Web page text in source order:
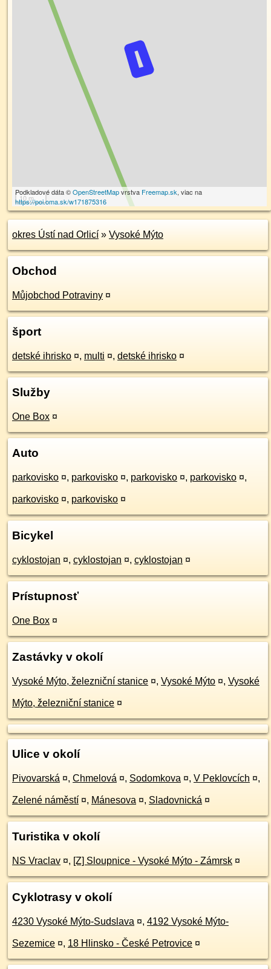
10 m
Podkladové dáta ©OpenStreetMapvrstva Freemap.sk, viac na
https://poi.oma.sk/w171875316
okres Ústí nad Orlicí » Vysoké Mýto
Obchod
Můjobchod Potraviny ¤
šport
detské ihrisko ¤, multi ¤, detské ihrisko ¤
Služby
One Box ¤
Auto
parkovisko ¤, parkovisko ¤, parkovisko ¤, parkovisko ¤,
parkovisko ¤, parkovisko ¤
Bicykel
cyklostojan ¤, cyklostojan ¤, cyklostojan ¤
Prístupnosť
One Box ¤
Zastávky v okolí
Vysoké Mýto, železniční stanice ¤, Vysoké Mýto ¤, Vysoké
Mýto, železniční stanice ¤
Ulice v okolí
Pivovarská ¤, Chmelová ¤, Sodomkova ¤, V Peklovcích ¤,
Zelené náměstí ¤, Mánesova ¤, Sladovnická ¤
Turistika v okolí
NS Vraclav ¤, [Z] Sloupnice - Vysoké Mýto - Zámrsk ¤
Cyklotrasy v okolí
4230 Vysoké Mýto-Sudslava ¤, 4192 Vysoké Mýto-
Sezemice ¤, 18 Hlinsko - České Petrovice ¤